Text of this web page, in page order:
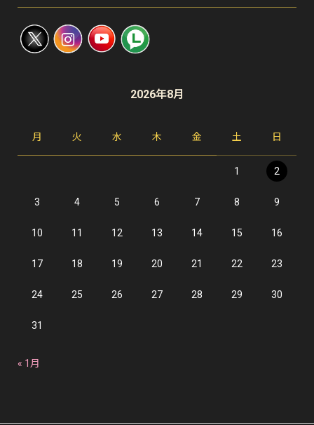
2026年8月
月 火 水 木 金 土 日
1 2
3 4 5 6 7 8 9
10 11 12 13 14 15 16
17 18 19 20 21 22 23
24 25 26 27 28 29 30
31
« 1月